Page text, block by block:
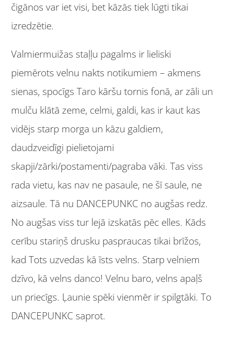
čigānos var iet visi, bet kāzās tiek lūgti tikai
izredzētie.
Valmiermuižas staļļu pagalms ir lieliski
piemērots velnu nakts notikumiem – akmens
sienas, spocīgs Taro kāršu tornis fonā, ar zāli un
mulču klātā zeme, celmi, galdi, kas ir kaut kas
vidējs starp morga un kāzu galdiem,
daudzveidīgi pielietojami
skapji/zārki/postamenti/pagraba vāki. Tas viss
rada vietu, kas nav ne pasaule, ne šī saule, ne
aizsaule. Tā nu DANCEPUNKC no augšas redz.
No augšas viss tur lejā izskatās pēc elles. Kāds
cerību stariņš drusku paspraucas tikai brīžos,
kad Tots uzvedas kā īsts velns. Starp velniem
dzīvo, kā velns danco! Velnu baro, velns apaļš
un priecīgs. Ļaunie spēki vienmēr ir spilgtāki. To
DANCEPUNKC saprot.